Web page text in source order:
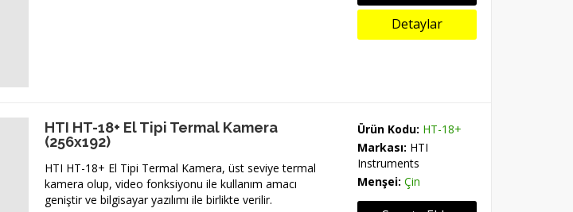
Detaylar
HTI HT-18+ El Tipi Termal Kamera
(256x192)
HTI HT-18+ El Tipi Termal Kamera, üst seviye termal
kamera olup, video fonksiyonu ile kullanım amacı
geniştir ve bilgisayar yazılımı ile birlikte verilir.
Ürün Kodu: HT-18+
Markası: HTI
Instruments
Menşei: Çin